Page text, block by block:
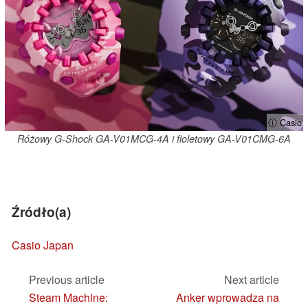
ⓘ Casio
Różowy G-Shock GA-V01MCG-4A i fioletowy GA-V01CMG-6A
Źródło(a)
Casio Japan
Previous article
Steam Machine:
Next article
Anker wprowadza na